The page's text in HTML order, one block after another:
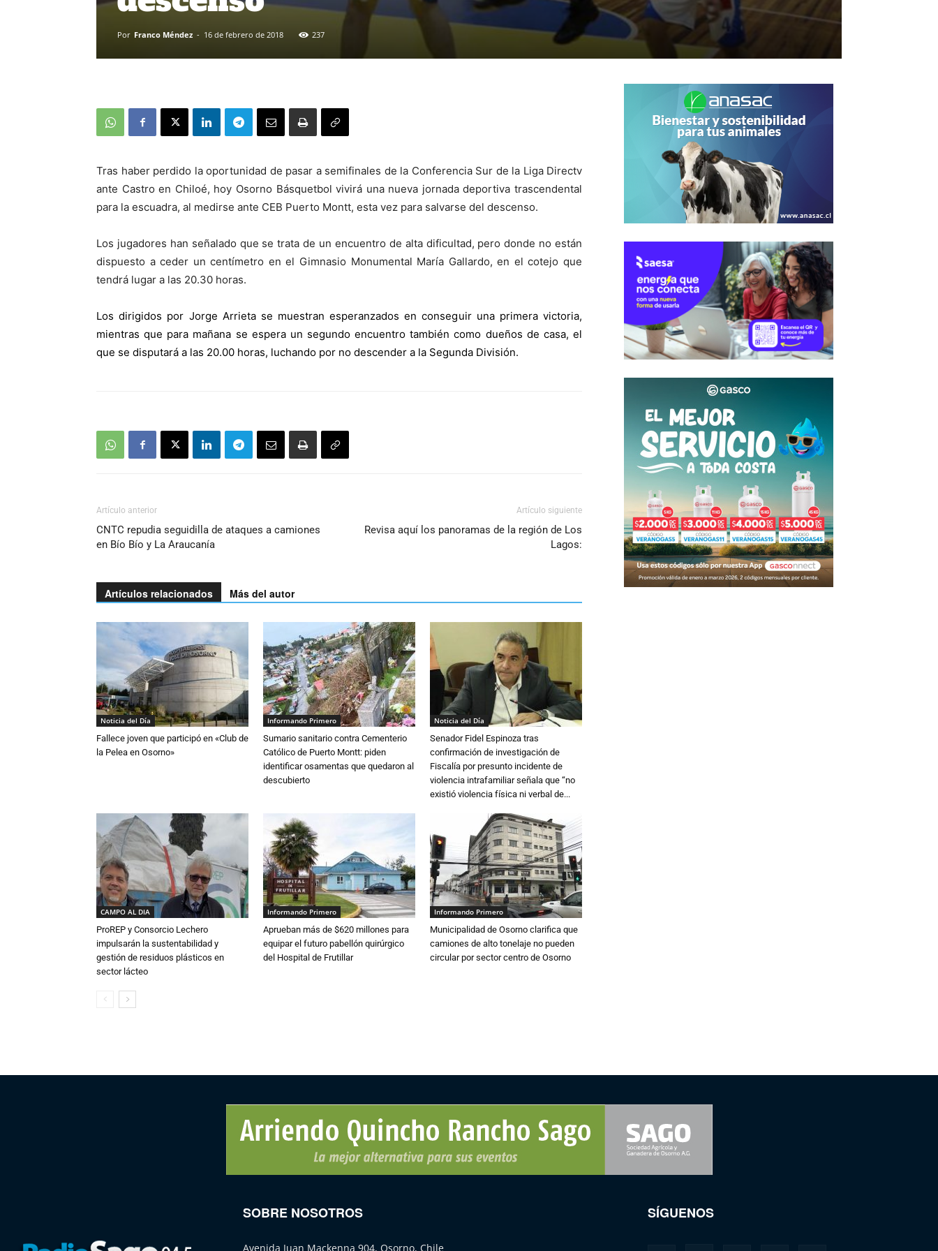
Por Franco Méndez - 16 de febrero de 2018 237
Tras haber perdido la oportunidad de pasar a semifinales de la Conferencia Sur de la Liga Directv
ante Castro en Chiloé, hoy Osorno Básquetbol vivirá una nueva jornada deportiva trascendental
para la escuadra, al medirse ante CEB Puerto Montt, esta vez para salvarse del descenso.
Los jugadores han señalado que se trata de un encuentro de alta dificultad, pero donde no están
dispuesto a ceder un centímetro en el Gimnasio Monumental María Gallardo, en el cotejo que
tendrá lugar a las 20.30 horas.
Los dirigidos por Jorge Arrieta se muestran esperanzados en conseguir una primera victoria,
mientras que para mañana se espera un segundo encuentro también como dueños de casa, el
que se disputará a las 20.00 horas, luchando por no descender a la Segunda División.
Artículo anterior
CNTC repudia seguidilla de ataques a camiones
en Bío Bío y La Araucanía
Artículo siguiente
Revisa aquí los panoramas de la región de Los
Lagos:
Artículos relacionados Más del autor
Noticia del Día
Fallece joven que participó en «Club de
la Pelea en Osorno»
Informando Primero
Sumario sanitario contra Cementerio
Católico de Puerto Montt: piden
identificar osamentas que quedaron al
descubierto
Noticia del Día
Senador Fidel Espinoza tras
confirmación de investigación de
Fiscalía por presunto incidente de
violencia intrafamiliar señala que “no
existió violencia física ni verbal de...
CAMPO AL DIA
ProREP y Consorcio Lechero
impulsarán la sustentabilidad y
gestión de residuos plásticos en
sector lácteo
Informando Primero
Aprueban más de $620 millones para
equipar el futuro pabellón quirúrgico
del Hospital de Frutillar
Informando Primero
Municipalidad de Osorno clarifica que
camiones de alto tonelaje no pueden
circular por sector centro de Osorno
SOBRE NOSOTROS
Avenida Juan Mackenna 904, Osorno, Chile
SÍGUENOS